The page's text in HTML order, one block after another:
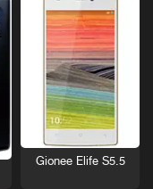
Gionee Elife S5.5